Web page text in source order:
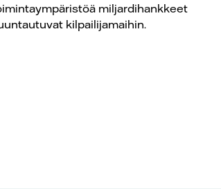
miljardihankkeet
kilpailijamaihin.